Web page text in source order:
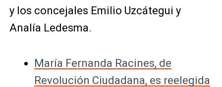
y los concejales Emilio Uzcátegui y
Analía Ledesma.
María Fernanda Racines, de
Revolución Ciudadana, es reelegida